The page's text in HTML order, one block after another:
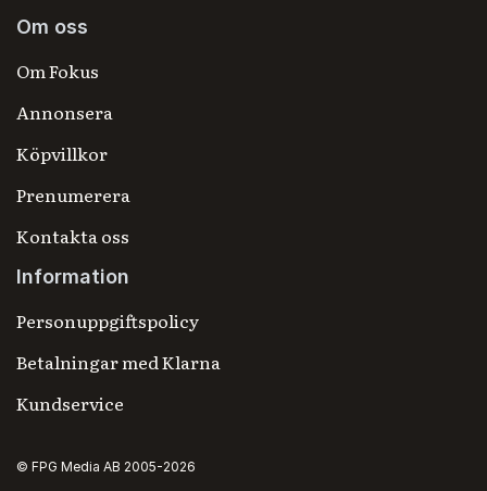
Om oss
Om Fokus
Annonsera
Köpvillkor
Prenumerera
Kontakta oss
Information
Personuppgiftspolicy
Betalningar med Klarna
Kundservice
© FPG Media AB 2005-2026